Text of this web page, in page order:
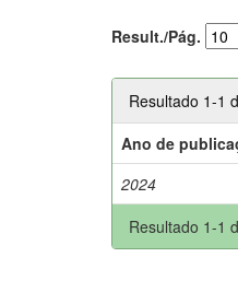
Result./Pág.
Resultado 1-1
Ano de
2024
Resultado 1-1